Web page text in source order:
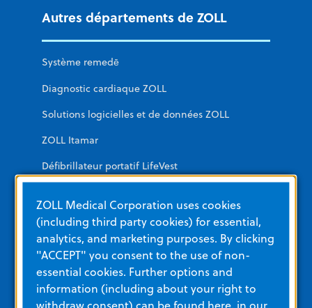
Autres départements de ZOLL
Système remedē
Diagnostic cardiaque ZOLL
Solutions logicielles et de données ZOLL
ZOLL Itamar
Défibrillateur portatif LifeVest
Formation et ressources
Autres ressources et liens
Formation
Voir tous les matériaux des produits
ZOLL Medical Corporation uses cookies
(including third party cookies) for essential,
analytics, and marketing purposes. By clicking
"ACCEPT" you consent to the use of non-
essential cookies. Further options and
information (including about your right to
withdraw consent) can be found here, in our